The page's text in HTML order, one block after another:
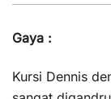
Gaya :
Kursi Dennis